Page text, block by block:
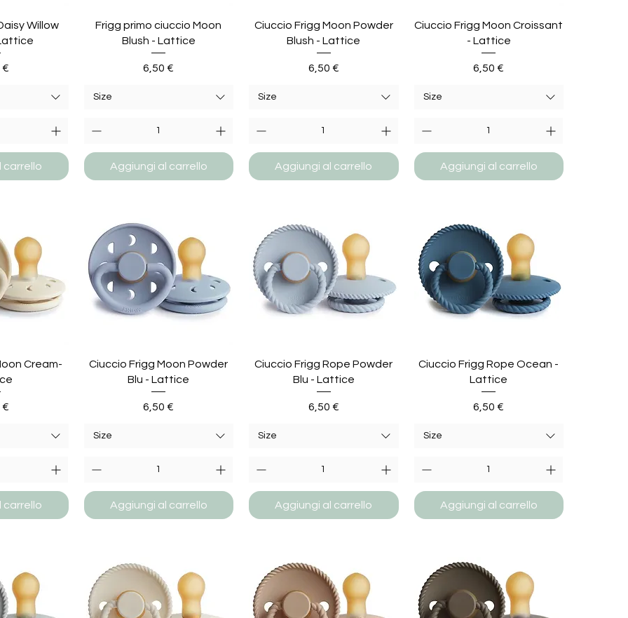
Willow
€
carrello
Frigg primo ciuccio Moon
Blush - Lattice
Prezzo
6,50 €
Size
Aggiungi al carrello
Ciuccio Frigg Moon Powder
Blush - Lattice
Prezzo
6,50 €
Size
Aggiungi al carrello
Ciuccio Frigg Moon Croissant
- Lattice
Prezzo
6,50 €
Size
Aggiungi al carrello
Cream-
€
carrello
Ciuccio Frigg Moon Powder
Blu - Lattice
Prezzo
6,50 €
Size
Aggiungi al carrello
Ciuccio Frigg Rope Powder
Blu - Lattice
Prezzo
6,50 €
Size
Aggiungi al carrello
Ciuccio Frigg Rope Ocean -
Lattice
Prezzo
6,50 €
Size
Aggiungi al carrello